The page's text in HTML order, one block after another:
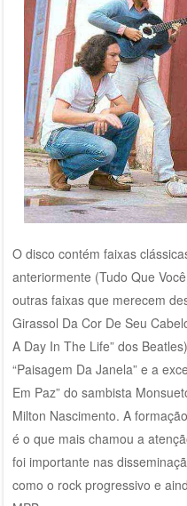
O disco contém faixas
anteriormente (Tudo Que
outras faixas que merecem
Girassol Da Cor De Seu
A Day In The Life” dos
“Paisagem Da Janela” e a
Em Paz” do sambista
Milton Nascimento. A
é o que mais chamou a
foi importante nas
como o rock progressivo e